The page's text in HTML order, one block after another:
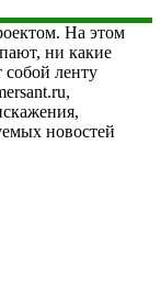
На этом
ни какие
собой ленту
новостей